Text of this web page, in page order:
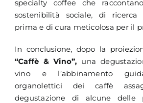
specialty coffee che
sostenibilità sociale, di
prima e di cura meticolosa per il
In conclusione, dopo la
“Caffè & Vino”, una
vino e l’abbinamento
organolettici dei caffè
degustazione di alcune delle